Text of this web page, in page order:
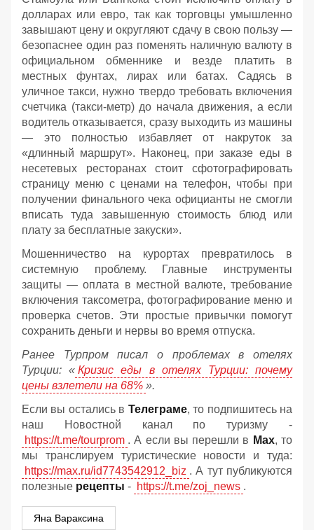
долларах или евро, так как торговцы умышленно
завышают цену и округляют сдачу в свою пользу —
безопаснее один раз поменять наличную валюту в
официальном обменнике и везде платить в
местных фунтах, лирах или батах. Садясь в
уличное такси, нужно твердо требовать включения
счетчика (такси-метр) до начала движения, а если
водитель отказывается, сразу выходить из машины
— это полностью избавляет от накруток за
«длинный маршрут». Наконец, при заказе еды в
несетевых ресторанах стоит сфотографировать
страницу меню с ценами на телефон, чтобы при
получении финального чека официанты не смогли
вписать туда завышенную стоимость блюд или
плату за бесплатные закуски».
Мошенничество на курортах превратилось в
системную проблему. Главные инструменты
защиты — оплата в местной валюте, требование
включения таксометра, фотографирование меню и
проверка счетов. Эти простые привычки помогут
сохранить деньги и нервы во время отпуска.
Ранее Турпром писал о проблемах в отелях
Турции: « Кризис еды в отелях Турции: почему
цены взлетели на 68% ».
Если вы остались в Телеграме, то подпишитесь на
наш Новостной канал по туризму -
https://t.me/tourprom . А если вы перешли в Мах, то
мы транслируем туристические новости и туда:
https://max.ru/id7743542912_biz . А тут публикуются
полезные рецепты - https://t.me/zoj_news .
Яна Вараксина